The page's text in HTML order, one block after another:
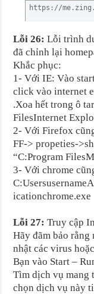
https://
Lỗi 26: Lỗi trình
đã chỉnh lại
Khắc phục:
1- Với IE: Vào
click vào internet
.Xoa hết trong ô
FilesInternet
2- Với Firefox
FF-> propeties-
“C:Program
3- Với chrome
icationchrome.exe
Lỗi 27: Truy cập
Hãy đãm bảo
nhật các virus
Bạn vào Start –
Tìm dịch vụ mang
chọn dịch vụ này